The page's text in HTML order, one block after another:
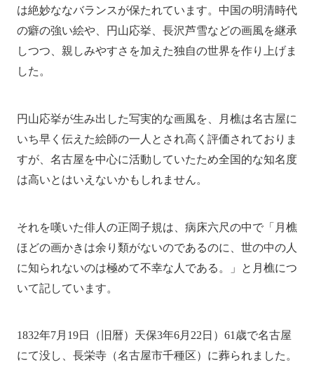
は絶妙ななバランスが保たれています。中国の明清時代
の癖の強い絵や、円山応挙、長沢芦雪などの画風を継承
しつつ、親しみやすさを加えた独自の世界を作り上げま
した。
円山応挙が生み出した写実的な画風を、月樵は名古屋に
いち早く伝えた絵師の一人とされ高く評価されておりま
すが、名古屋を中心に活動していたため全国的な知名度
は高いとはいえないかもしれません。
それを嘆いた俳人の正岡子規は、病床六尺の中で「月樵
ほどの画かきは余り類がないのであるのに、世の中の人
に知られないのは極めて不幸な人である。」と月樵につ
いて記しています。
1832年7月19日（旧暦）天保3年6月22日）61歳で名古屋
にて没し、長栄寺（名古屋市千種区）に葬られました。